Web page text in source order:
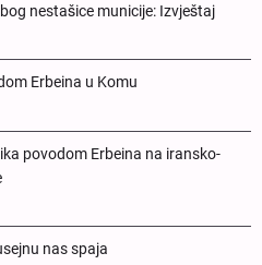
nestašice municije: Izvještaj
Erbeina u Komu
povodom Erbeina na iransko-
nas spaja